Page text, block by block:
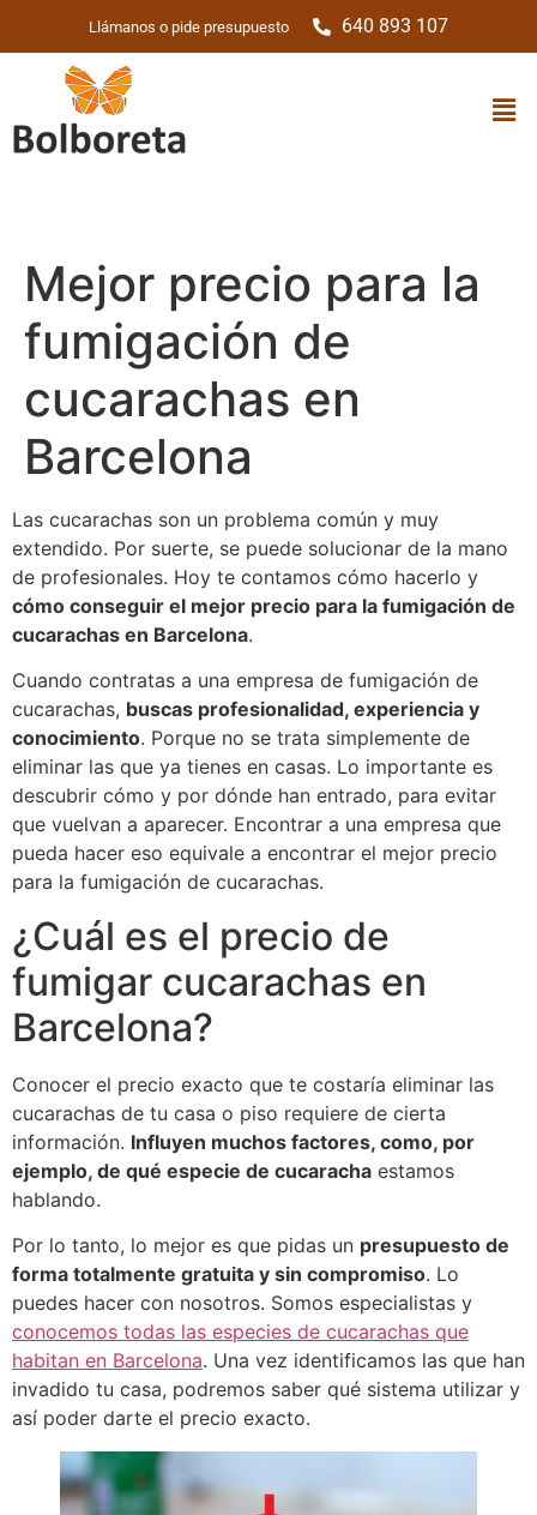
Llámanos o pide presupuesto 640 893 107
Mejor precio para la
fumigación de
cucarachas en
Barcelona
Las cucarachas son un problema común y muy
extendido. Por suerte, se puede solucionar de la mano
de profesionales. Hoy te contamos cómo hacerlo y
cómo conseguir el mejor precio para la fumigación de
cucarachas en Barcelona.
Cuando contratas a una empresa de fumigación de
cucarachas, buscas profesionalidad, experiencia y
conocimiento. Porque no se trata simplemente de
eliminar las que ya tienes en casas. Lo importante es
descubrir cómo y por dónde han entrado, para evitar
que vuelvan a aparecer. Encontrar a una empresa que
pueda hacer eso equivale a encontrar el mejor precio
para la fumigación de cucarachas.
¿Cuál es el precio de
fumigar cucarachas en
Barcelona?
Conocer el precio exacto que te costaría eliminar las
cucarachas de tu casa o piso requiere de cierta
información. Influyen muchos factores, como, por
ejemplo, de qué especie de cucaracha estamos
hablando.
Por lo tanto, lo mejor es que pidas un presupuesto de
forma totalmente gratuita y sin compromiso. Lo
puedes hacer con nosotros. Somos especialistas y
conocemos todas las especies de cucarachas que
habitan en Barcelona. Una vez identificamos las que han
invadido tu casa, podremos saber qué sistema utilizar y
así poder darte el precio exacto.